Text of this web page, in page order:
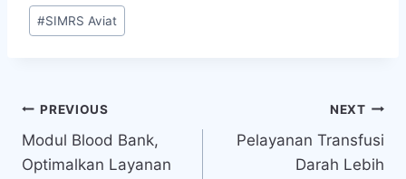
Post
Tags:
#SIMRS Aviat
Navigasi
pos
PREVIOUS
Modul Blood Bank,
Optimalkan Layanan
NEXT
Pelayanan Transfusi
Darah Lebih